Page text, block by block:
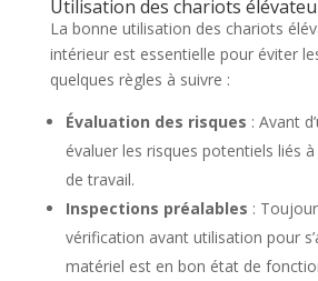
Utilisation des chariots
La bonne utilisation des chariots
intérieur est essentielle pour éviter
quelques règles à suivre :
Évaluation des risques : Avant
évaluer les risques potentiels liés
de travail.
Inspections préalables :
vérification avant utilisation pour
matériel est en bon état de